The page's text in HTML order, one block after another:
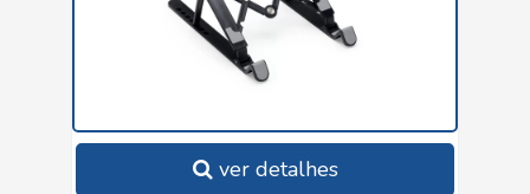
ver detalhes